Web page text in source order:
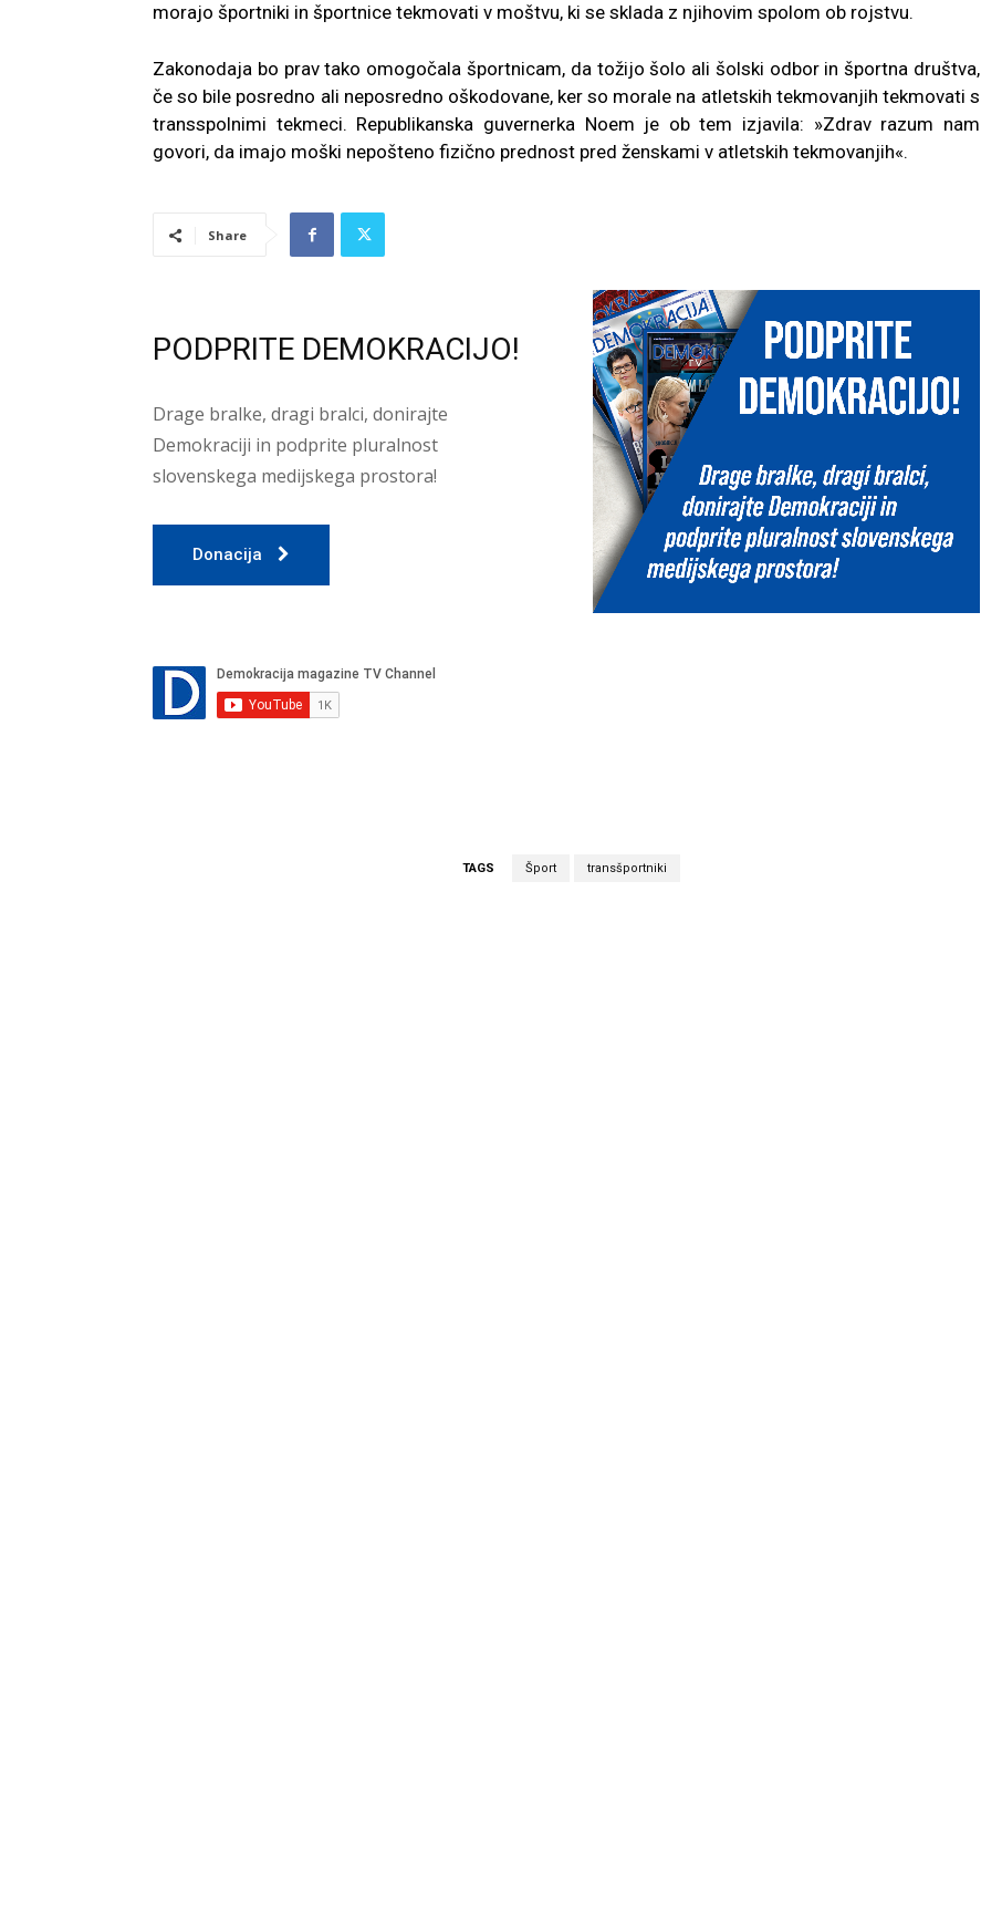
morajo športniki in športnice tekmovati v moštvu, ki se sklada z njihovim spolom ob rojstvu.
Zakonodaja bo prav tako omogočala športnicam, da tožijo šolo ali šolski odbor in športna društva,
če so bile posredno ali neposredno oškodovane, ker so morale na atletskih tekmovanjih tekmovati s
transspolnimi tekmeci. Republikanska guvernerka Noem je ob tem izjavila: »Zdrav razum nam
govori, da imajo moški nepošteno fizično prednost pred ženskami v atletskih tekmovanjih«.
Share
PODPRITE DEMOKRACIJO!
Drage bralke, dragi bralci, donirajte
Demokraciji in podprite pluralnost
slovenskega medijskega prostora!
Donacija
TAGS Šport transšportniki